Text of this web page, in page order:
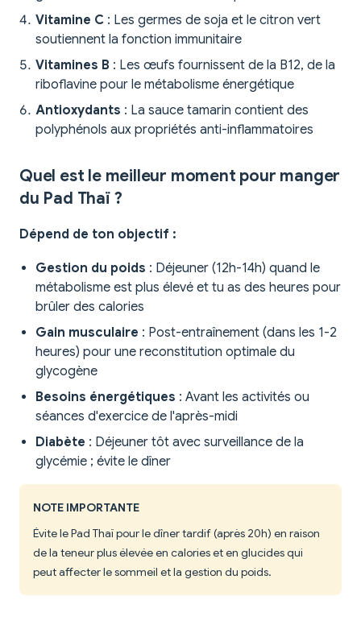
Vitamine C : Les germes de soja et le citron vert
soutiennent la fonction immunitaire
Vitamines B : Les œufs fournissent de la B12, de la
riboflavine pour le métabolisme énergétique
Antioxydants : La sauce tamarin contient des
polyphénols aux propriétés anti-inflammatoires
Quel est le meilleur moment pour manger
du Pad Thaï ?
Dépend de ton objectif :
Gestion du poids : Déjeuner (12h-14h) quand le
métabolisme est plus élevé et tu as des heures pour
brûler des calories
Gain musculaire : Post-entraînement (dans les 1-2
heures) pour une reconstitution optimale du
glycogène
Besoins énergétiques : Avant les activités ou
séances d'exercice de l'après-midi
Diabète : Déjeuner tôt avec surveillance de la
glycémie ; évite le dîner
NOTE IMPORTANTE
Évite le Pad Thaï pour le dîner tardif (après 20h) en raison
de la teneur plus élevée en calories et en glucides qui
peut affecter le sommeil et la gestion du poids.